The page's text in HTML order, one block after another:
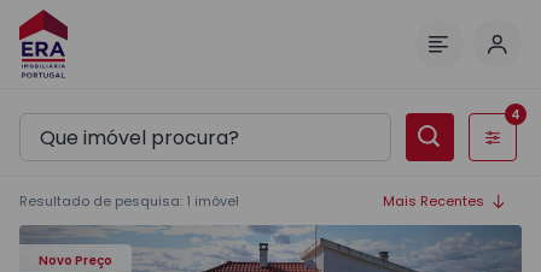
Filtros
4
Resultado de pesquisa: 1 imóvel Mais Recentes
Novo Preço
- 43
Moradia Isolada T8 Idanha-a-Nova, Ladoeiro - 1404641 -